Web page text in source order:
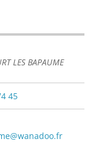
LES BAPAUME
45